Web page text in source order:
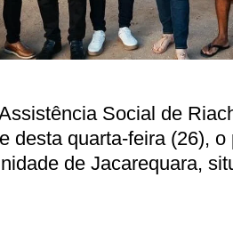
Social de
desta quarta-feira (26),
de Jacarequara,